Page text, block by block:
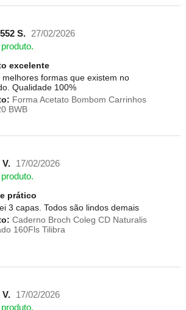
S.
27/02/2026
excelente
melhores formas que existem no
Qualidade 100%
Forma Acetato Bombom Carrinhos
BWB
V.
17/02/2026
prático
3 capas. Todos são lindos demais
Caderno Broch Coleg CD Naturalis
160Fls Tilibra
V.
17/02/2026